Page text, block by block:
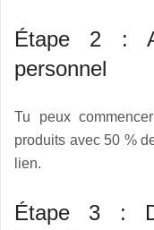
Étape 2 :
personnel
Tu peux
produits avec 50 %
lien.
Étape 3 :